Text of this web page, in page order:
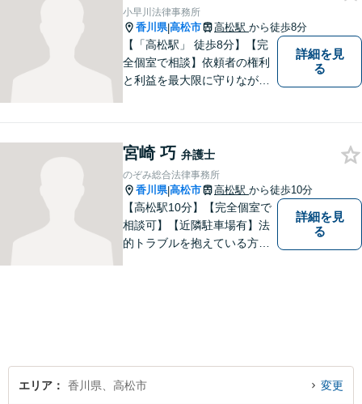
小早川法律事務所
香川県|高松市 高松駅 から徒歩8分
【「高松駅」 徒歩8分】【完
全個室で相談】依頼者の権利
と利益を最大限に守りなが
見出すお手伝いができれば、
幸いです。お気軽にご相談く
ださい。
詳細を見
る
宮崎 巧 弁護士
のぞみ総合法律事務所
香川県|高松市 高松駅 から徒歩10分
【高松駅10分】【完全個室で
相談可】【近隣駐車場有】法
的トラブルを抱えている方の
詳細を見
る
エリア 香川県、高松市 変更